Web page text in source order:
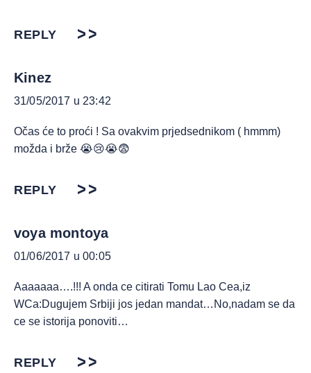
REPLY
Kinez
31/05/2017 u 23:42
Očas će to proći ! Sa ovakvim prjedsednikom ( hmmm)
možda i brže 😭😢😭😨
REPLY
voya montoya
01/06/2017 u 00:05
Aaaaaaa….!!! A onda ce citirati Tomu Lao Cea,iz
WCa:Dugujem Srbiji jos jedan mandat…No,nadam se da
ce se istorija ponoviti…
REPLY